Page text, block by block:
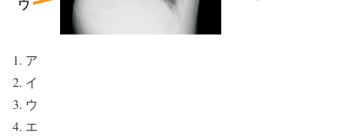
ア
イ
ウ
エ